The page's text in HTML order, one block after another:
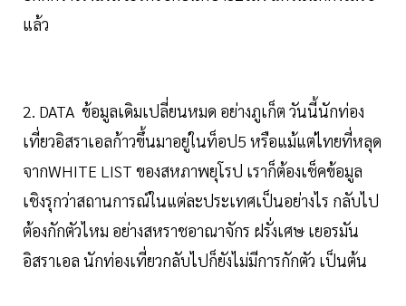
แล้ว
2. DATA ข้อมูลเดิมเปลี่ยนหมด อย่างภูเก็ต วันนี้นักท่อง
เที่ยวอิสราเอลก้าวขึ้นมาอยู่ในท็อป5 หรือแม้แต่ไทยที่หลุด
จากWHITE LIST ของสหภาพยุโรป เราก็ต้องเช็คข้อมูล
เชิงรุกว่าสถานการณ์ในแต่ละประเทศเป็นอย่างไร กลับไป
ต้องกักตัวไหม อย่างสหราชอาณาจักร ฝรั่งเศษ เยอรมัน
อิสราเอล นักท่องเที่ยวกลับไปก็ยังไม่มีการกักตัว เป็นต้น